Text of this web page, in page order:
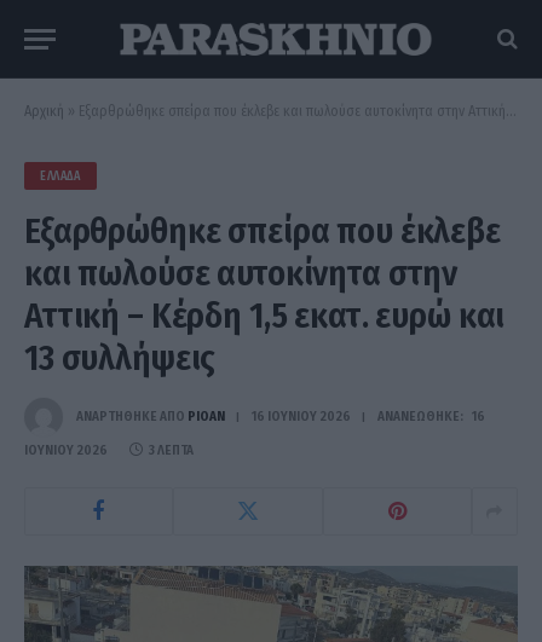
Αρχική » Εξαρθρώθηκε σπείρα που έκλεβε και πωλούσε αυτοκίνητα στην Αττική – Κέρδη 1,5 εκατ. ευρώ και 13 συλλήψεις
ΕΛΛΆΔΑ
Εξαρθρώθηκε σπείρα που έκλεβε
και πωλούσε αυτοκίνητα στην
Αττική – Κέρδη 1,5 εκατ. ευρώ και
13 συλλήψεις
ΑΝΑΡΤΗΘΗΚΕ ΑΠΟ PIOAN 16 ΙΟΥΝΊΟΥ 2026 ΑΝΑΝΕΏΘΗΚΕ: 16
ΙΟΥΝΊΟΥ 2026 3 ΛΕΠΤΆ